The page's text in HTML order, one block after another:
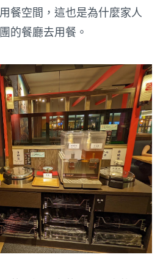
餐空間，這也是為什麼家人
的餐廳去用餐。